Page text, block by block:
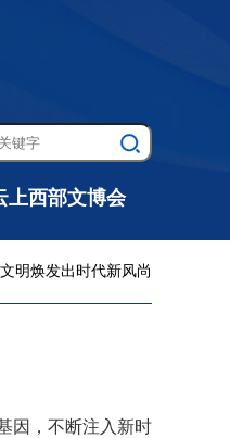
上西部文博会
明焕发出时代新风尚
因，不断注入新时